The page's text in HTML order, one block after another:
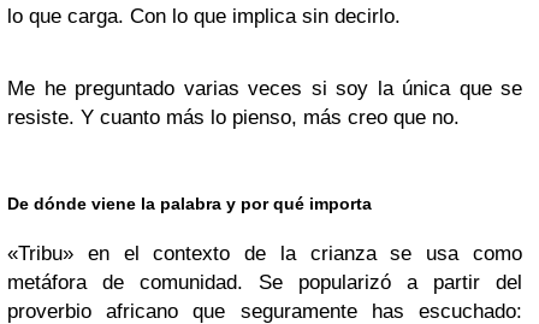
lo que carga. Con lo que implica sin decirlo.
Me he preguntado varias veces si soy la única que se
resiste. Y cuanto más lo pienso, más creo que no.
De dónde viene la palabra y por qué importa
«Tribu» en el contexto de la crianza se usa como
metáfora de comunidad. Se popularizó a partir del
proverbio africano que seguramente has escuchado: